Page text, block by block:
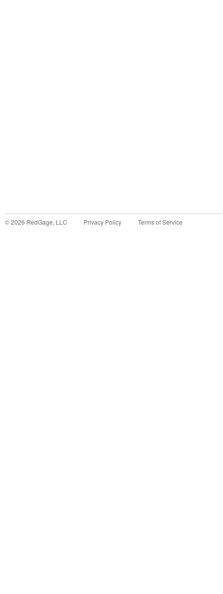
©2026 RedGage, LLC Privacy Policy Terms of Service